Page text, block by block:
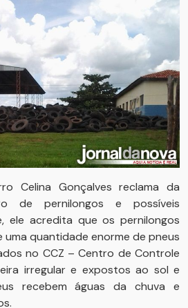
Celina Gonçalves reclama da
de pernilongos e possíveis
ele acredita que os pernilongos
quantidade enorme de pneus
no CCZ – Centro de Controle
irregular e expostos ao sol e
recebem águas da chuva e